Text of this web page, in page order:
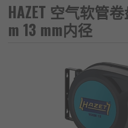
HAZET 空气软管
m 13 mm内径